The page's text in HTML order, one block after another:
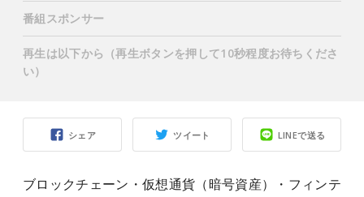
シェア ツイート LINEで送る
ブロックチェーン・仮想通貨（暗号資産）・フィンテ
番組スポンサー
再生は以下から（再生ボタンを押して10秒程度お待ちくださ
い）